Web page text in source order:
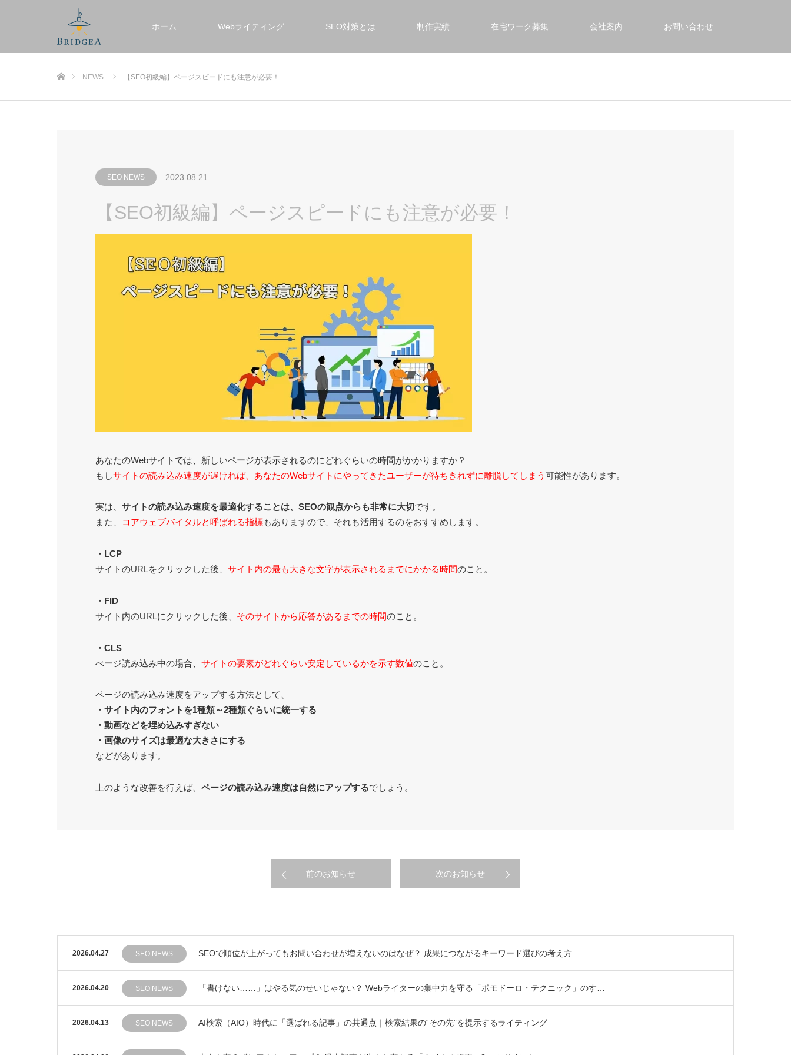
ホーム Webライティング SEO対策とは 制作実績 在宅ワーク募集 会社案内 お問い合わせ
NEWS 【SEО初級編】ページスピードにも注意が必要！
SEO NEWS 2023.08.21
【SEО初級編】ページスピードにも注意が必要！
あなたのWebサイトでは、新しいページが表示されるのにどれぐらいの時間がかかりますか？
もしサイトの読み込み速度が遅ければ、あなたのWebサイトにやってきたユーザーが待ちきれずに離脱してしまう 可能性があります。
実は、 サイトの読み込み速度を最適化することは、SEОの観点からも非常に大切です。
また、
コアウェブバイタルと呼ばれる指標もありますので、それも活用するのをおすすめします。
・LCP
サイトのURLをクリックした後、 サイト内の最も大きな文字が表示されるまでにかかる時間のこと。
・FID
サイト内のURLにクリックした後、 そのサイトから応答があるまでの時間のこと。
・CLS
べージ読み込み中の場合、 サイトの要素がどれぐらい安定しているかを示す数値のこと。
ページの読み込み速度をアップする方法として、
・サイト内のフォントを1種類～2種類ぐらいに統一する
・動画などを埋め込みすぎない
・画像のサイズは最適な大きさにする
などがあります。
上のような改善を行えば、 ページの読み込み速度は自然にアップするでしょう。
前のお知らせ 次のお知らせ
2026.04.27 SEO NEWS SEOで順位が上がってもお問い合わせが増えないのはなぜ？ 成果につながるキーワード選びの考え方
2026.04.20 SEO NEWS 「書けない……」はやる気のせいじゃない？ Webライターの集中力を守る「ポモドーロ・テクニック」のす…
2026.04.13 SEO NEWS AI検索（AIO）時代に「選ばれる記事」の共通点｜検索結果の“その先”を提示するライティング